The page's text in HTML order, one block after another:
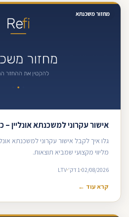
מחזור משכנתא
אישור עקרוני למשכנתא אונליין
גלו איך לקבל אישור עקרוני למשכנתא
מליווי מקצועי שמביא תוצאות.
02/08/2026 1 דק' LTV
קרא עוד ←